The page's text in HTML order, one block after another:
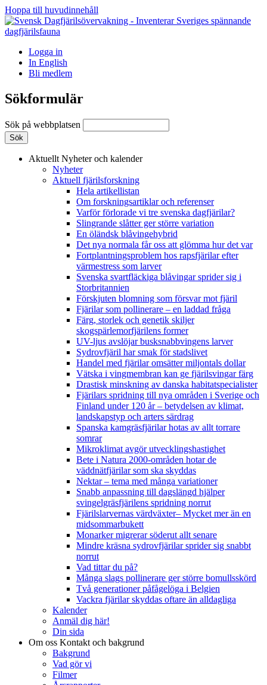
Hoppa till huvudinnehåll
Logga in
In English
Bli medlem
Sökformulär
Sök på webbplatsen
Aktuellt Nyheter och kalender
Nyheter
Aktuell fjärilsforskning
Hela artikellistan
Om forskningsartiklar och referenser
Varför förlorade vi tre svenska dagfjärilar?
Slingrande slåtter ger större variation
En öländsk blåvingehybrid
Det nya normala får oss att glömma hur det var
Fortplantningsproblem hos rapsfjärilar efter
värmestress som larver
Svenska svartfläckiga blåvingar sprider sig i
Storbritannien
Förskjuten blomning som försvar mot fjäril
Fjärilar som pollinerare – en laddad fråga
Färg, storlek och genetik skiljer
skogspärlemorfjärilens former
UV-ljus avslöjar busksnabbvingens larver
Sydrovfjäril har smak för stadslivet
Handel med fjärilar omsätter miljontals dollar
Vätska i vingmembran kan ge fjärilsvingar färg
Drastisk minskning av danska habitatspecialister
Fjärilars spridning till nya områden i Sverige och
Finland under 120 år– betydelsen av klimat,
landskapstyp och arters särdrag
Spanska kamgräsfjärilar hotas av allt torrare
somrar
Mikroklimat avgör utvecklingshastighet
Bete i Natura 2000-områden hotar de
väddnätfjärilar som ska skyddas
Nektar – tema med många variationer
Snabb anpassning till dagslängd hjälper
svingelgräsfjärilens spridning norrut
Fjärilslarvernas värdväxter– Mycket mer än en
midsommarbukett
Monarker migrerar söderut allt senare
Mindre kräsna sydrovfjärilar sprider sig snabbt
norrut
Vad tittar du på?
Många slags pollinerare ger större bomullsskörd
Två generationer påfågelöga i Belgien
Vackra fjärilar skyddas oftare än alldagliga
Kalender
Anmäl dig här!
Din sida
Om oss Kontakt och bakgrund
Bakgrund
Vad gör vi
Filmer